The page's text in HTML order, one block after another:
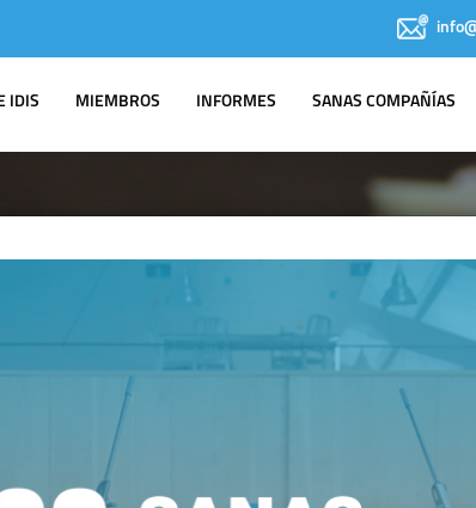
IDIS MIEMBROS INFORMES SANAS COMPAÑÍAS
NOTAS DE PRENSA